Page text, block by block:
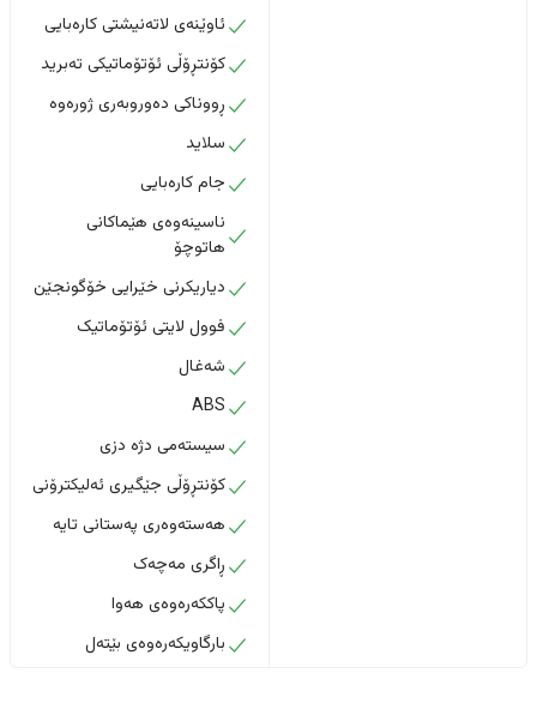
ئاوێنەی لاتەنیشتی کارەبایی
کۆنتڕۆڵی ئۆتۆماتیکی تەبرید
ڕووناکی دەوروبەری ژورەوە
سلاید
جام کارەبایی
ناسینەوەی هێماکانی
هاتوچۆ
دیاریکرنی خێرایی خۆگونجێن
فوول لایتی ئۆتۆماتیک
شەغال
ABS
سیستەمی دژە دزی
کۆنتڕۆڵی جێگیری ئەلیکترۆنی
هەستەوەری پەستانی تایە
ڕاگری مەچەک
پاککەرەوەی هەوا
بارگاویکەرەوەی بێتەل